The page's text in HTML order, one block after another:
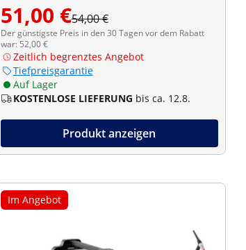
51,00 €54,00 €
Der günstigste Preis in den 30 Tagen vor dem Rabatt
war: 52,00 €
Zeitlich begrenztes Angebot
Tiefpreisgarantie
Auf Lager
KOSTENLOSE LIEFERUNG bis ca. 12.8.
Produkt anzeigen
Im Angebot